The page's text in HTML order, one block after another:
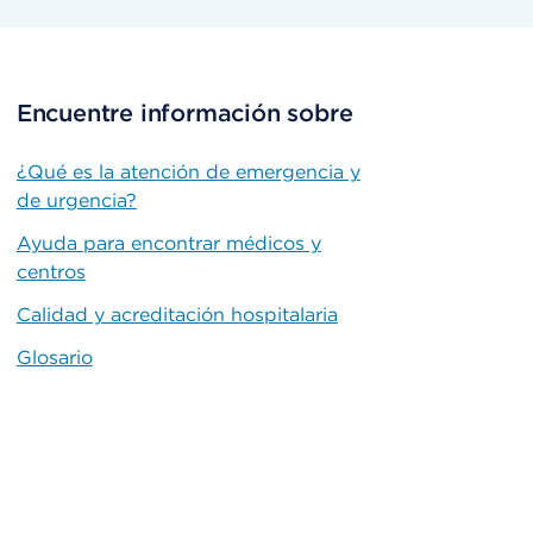
Encuentre información sobre
¿Qué es la atención de emergencia y
de urgencia?
Ayuda para encontrar médicos y
centros
Calidad y acreditación hospitalaria
Glosario